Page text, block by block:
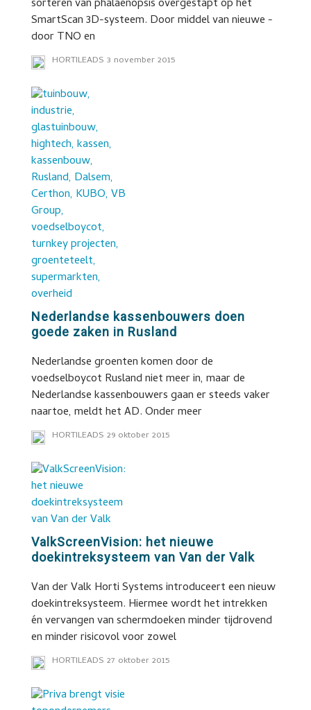
sorteren van phalaenopsis overgestapt op het
SmartScan 3D-systeem. Door middel van nieuwe -
door TNO en
HORTILEADS 3 november 2015
Nederlandse kassenbouwers doen
goede zaken in Rusland
Nederlandse groenten komen door de
voedselboycot Rusland niet meer in, maar de
Nederlandse kassenbouwers gaan er steeds vaker
naartoe, meldt het AD. Onder meer
HORTILEADS 29 oktober 2015
ValkScreenVision: het nieuwe
doekintreksysteem van Van der Valk
Van der Valk Horti Systems introduceert een nieuw
doekintreksysteem. Hiermee wordt het intrekken
én vervangen van schermdoeken minder tijdrovend
en minder risicovol voor zowel
HORTILEADS 27 oktober 2015